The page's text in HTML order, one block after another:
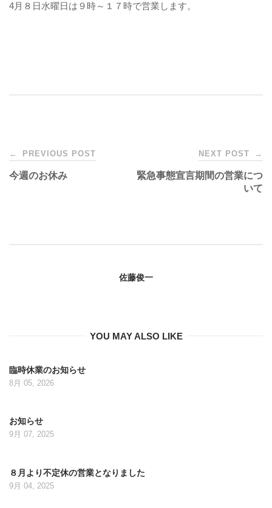
4月８日水曜日は９時～１７時で営業します。
Post
navigation
← PREVIOUS POST
今週のお休み
NEXT POST →
緊急事態宣言期間の営業につ
いて
佐藤俊一
YOU MAY ALSO LIKE
臨時休業のお知らせ
8月 05, 2026
お知らせ
9月 07, 2025
８月より不定休の営業となりました
9月 04, 2025